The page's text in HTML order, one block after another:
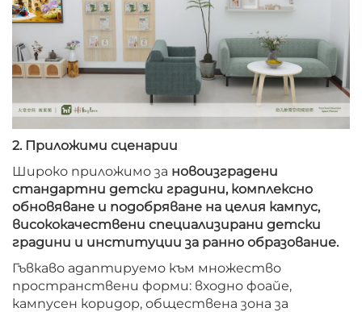
2. Приложими сценарии
Широко приложимо за новоизградени
стандартни детски градини, комплексно
обновяване и подобряване на целия кампус,
висококачествени специализирани детски
градини и институции за ранно образование.
Гъвкаво адаптируемо към множество
пространствени форми: входно фоайе,
кампусен коридор, обществена зона за